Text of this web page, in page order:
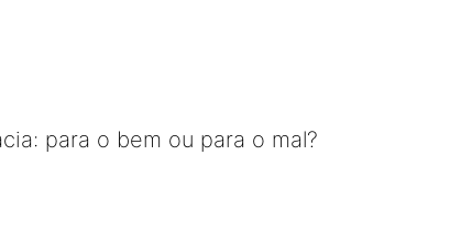
para o bem ou para o mal?